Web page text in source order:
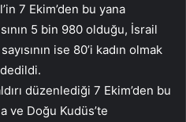
7 Ekim’den bu yana
5 bin 980 olduğu, İsrail
ise 80’i kadın olmak
düzenlediği 7 Ekim’den bu
ve Doğu Kudüs’te